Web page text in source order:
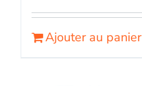
Ajouter au panier